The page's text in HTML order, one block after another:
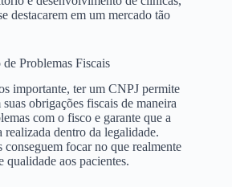
destacarem em um mercado tão
Problemas Fiscais
importante, ter um CNPJ permite
obrigações fiscais de maneira
com o fisco e garante que a
dentro da legalidade.
focar no que realmente
qualidade aos pacientes.